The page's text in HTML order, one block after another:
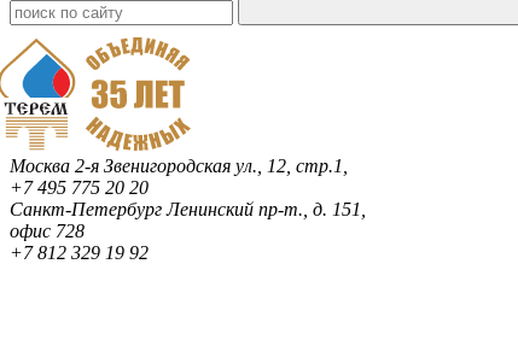
Москва 2-я Звенигородская ул., 12, стр.1,
+7 495 775 20 20
Санкт-ПетербургЛенинский пр-т., д. 151,
офис 728
+7 812 329 19 92